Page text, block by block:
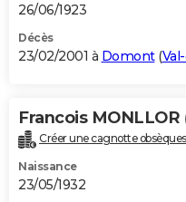
26/06/1923
Décès
23/02/2001 à Domont(
Francois MONLLOR
Créer une cagnotte obsèques
Naissance
23/05/1932